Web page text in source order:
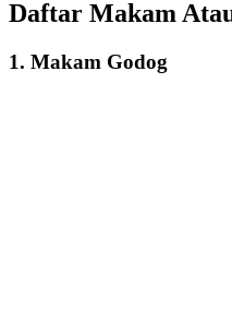
Daftar Makam
1. Makam Godog